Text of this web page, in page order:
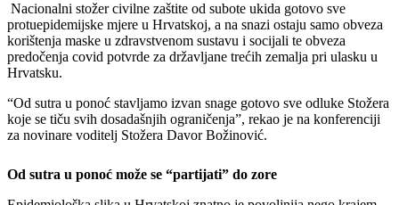
Nacionalni stožer civilne zaštite od subote ukida gotovo sve
protuepidemijske mjere u Hrvatskoj, a na snazi ostaju samo obveza
korištenja maske u zdravstvenom sustavu i socijali te obveza
predočenja covid potvrde za državljane trećih zemalja pri ulasku u
Hrvatsku.
“Od sutra u ponoć stavljamo izvan snage gotovo sve odluke Stožera
koje se tiču svih dosadašnjih ograničenja”, rekao je na konferenciji
za novinare voditelj Stožera Davor Božinović.
Od sutra u ponoć može se “partijati” do zore